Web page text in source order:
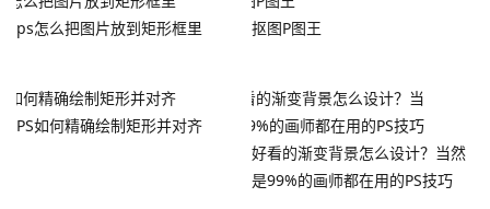
ps怎么把图片放到矩形框里 抠图P图王
PS如何精确绘制矩形并对齐
好看的渐变背景怎么设计？当然
是99%的画师都在用的PS技巧